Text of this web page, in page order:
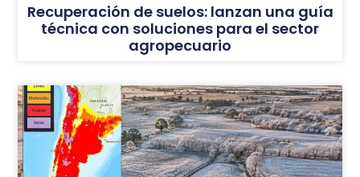
Recuperación de suelos: lanzan una guía
técnica con soluciones para el sector
agropecuario